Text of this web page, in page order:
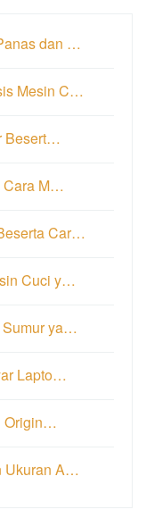
dan …
Mesin C…
Besert…
Cara M…
Car…
Cuci y…
Sumur ya…
Lapto…
Origin…
Ukuran A…